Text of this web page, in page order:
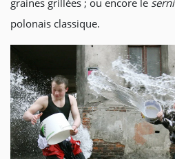
graines grillées ; ou encore le
polonais classique.